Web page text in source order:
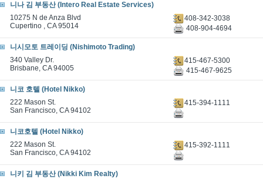
니나 김 부동산 (Intero Real Estate Services)
10275 N de Anza Blvd
Cupertino , CA 95014
408-342-3038
408-904-4694
니시모토 트레이딩 (Nishimoto Trading)
340 Valley Dr.
Brisbane, CA 94005
415-467-5300
415-467-9625
니코 호텔 (Hotel Nikko)
222 Mason St.
San Francisco, CA 94102
415-394-1111
니코호텔 (Hotel Nikko)
222 Mason St.
San Francisco, CA 94102
415-392-1111
니키 김 부동산 (Nikki Kim Realty)